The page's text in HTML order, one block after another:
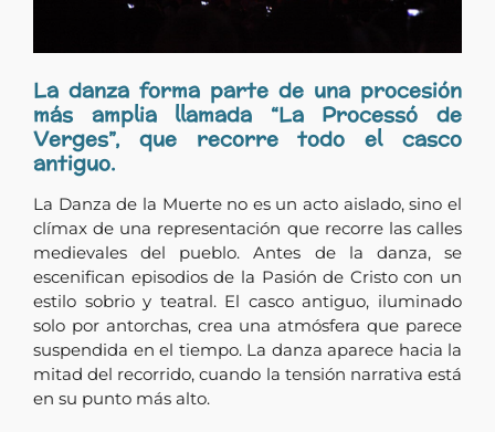
La danza forma parte de una procesión
más amplia llamada “La Processó de
Verges”, que recorre todo el casco
antiguo.
La Danza de la Muerte no es un acto aislado, sino el
clímax de una representación que recorre las calles
medievales del pueblo. Antes de la danza, se
escenifican episodios de la Pasión de Cristo con un
estilo sobrio y teatral. El casco antiguo, iluminado
solo por antorchas, crea una atmósfera que parece
suspendida en el tiempo. La danza aparece hacia la
mitad del recorrido, cuando la tensión narrativa está
en su punto más alto.